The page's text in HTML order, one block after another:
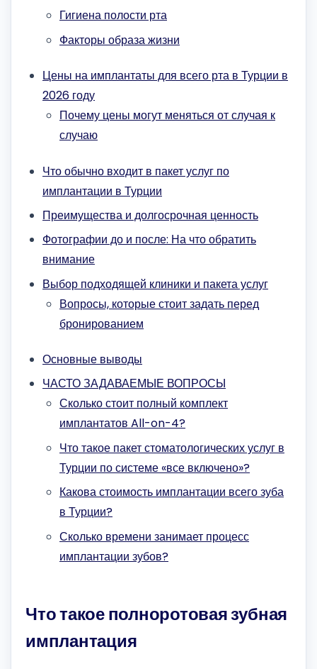
Гигиена полости рта
Факторы образа жизни
Цены на имплантаты для всего рта в Турции в
2026 году
Почему цены могут меняться от случая к
случаю
Что обычно входит в пакет услуг по
имплантации в Турции
Преимущества и долгосрочная ценность
Фотографии до и после: На что обратить
внимание
Выбор подходящей клиники и пакета услуг
Вопросы, которые стоит задать перед
бронированием
Основные выводы
ЧАСТО ЗАДАВАЕМЫЕ ВОПРОСЫ
Сколько стоит полный комплект
имплантатов All-on-4?
Что такое пакет стоматологических услуг в
Турции по системе «все включено»?
Какова стоимость имплантации всего зуба
в Турции?
Сколько времени занимает процесс
имплантации зубов?
Что такое полноротовая зубная
имплантация